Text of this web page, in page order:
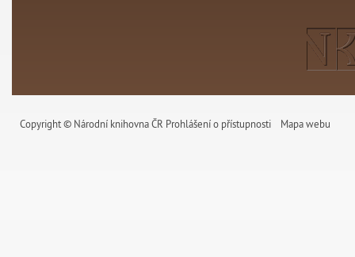
Copyright © Národní knihovna ČR Prohlášení o přístupnosti Mapa webu